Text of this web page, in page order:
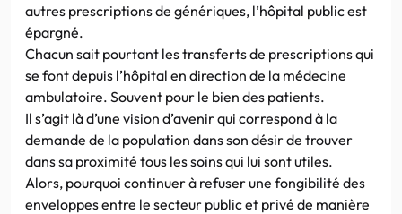
autres prescriptions de génériques, l’hôpital public est
épargné.
Chacun sait pourtant les transferts de prescriptions qui
se font depuis l’hôpital en direction de la médecine
ambulatoire. Souvent pour le bien des patients.
Il s’agit là d’une vision d’avenir qui correspond à la
demande de la population dans son désir de trouver
dans sa proximité tous les soins qui lui sont utiles.
Alors, pourquoi continuer à refuser une fongibilité des
enveloppes entre le secteur public et privé de manière